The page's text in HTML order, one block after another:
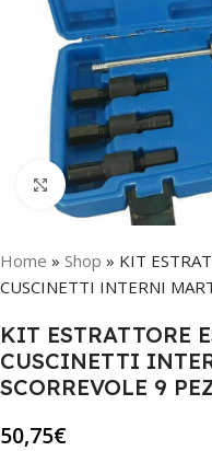
Click to enlarge
Home » Shop » KIT
CUSCINETTI INTERNI
KIT ESTRATTORE
CUSCINETTI
SCORREVOLE 9
50,75€